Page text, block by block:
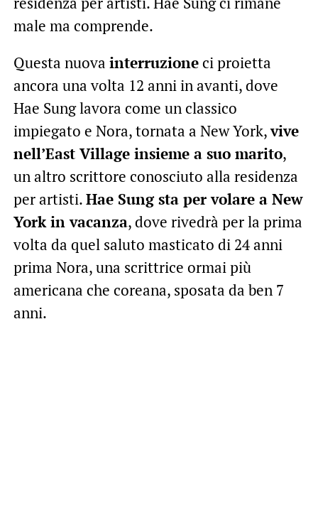
male ma comprende.
Questa nuova interruzioneci proietta
ancora una volta 12 anni in avanti, dove
Hae Sung lavora come un classico
impiegato e Nora, tornata a New York,vive
nell’East Village insieme a suo marito,
un altro scrittore conosciuto alla residenza
per artisti.Hae Sung sta per volare a New
York in vacanza, dove rivedrà per la prima
volta da quel saluto masticato di 24 anni
prima Nora, una scrittrice ormai più
americana che coreana, sposata da ben 7
anni.